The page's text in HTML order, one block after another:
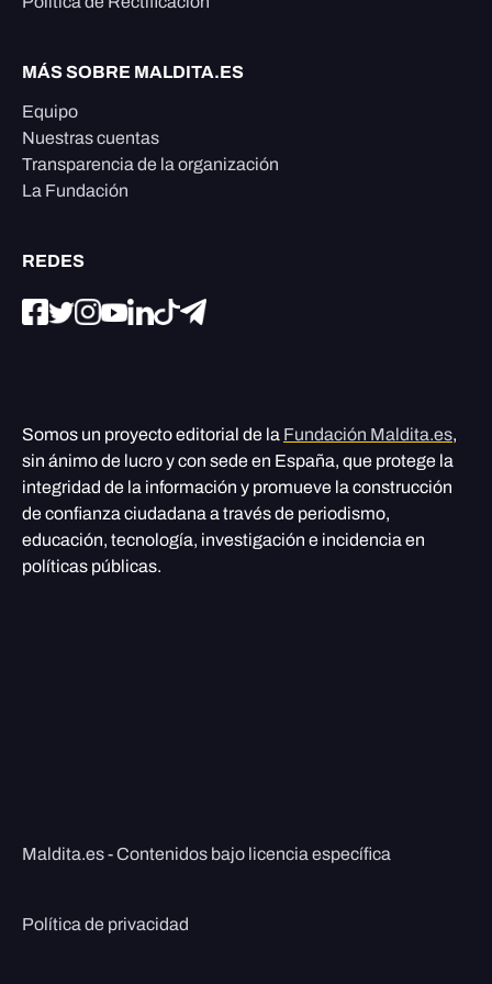
MÁS SOBRE MALDITA.ES
Equipo
Nuestras cuentas
Transparencia de la organización
La Fundación
REDES
Somos un proyecto editorial de la Fundación Maldita.es,
sin ánimo de lucro y con sede en España, que protege la
integridad de la información y promueve la construcción
de confianza ciudadana a través de periodismo,
educación, tecnología, investigación e incidencia en
políticas públicas.
Maldita.es - Contenidos bajo licencia específica
Política de privacidad